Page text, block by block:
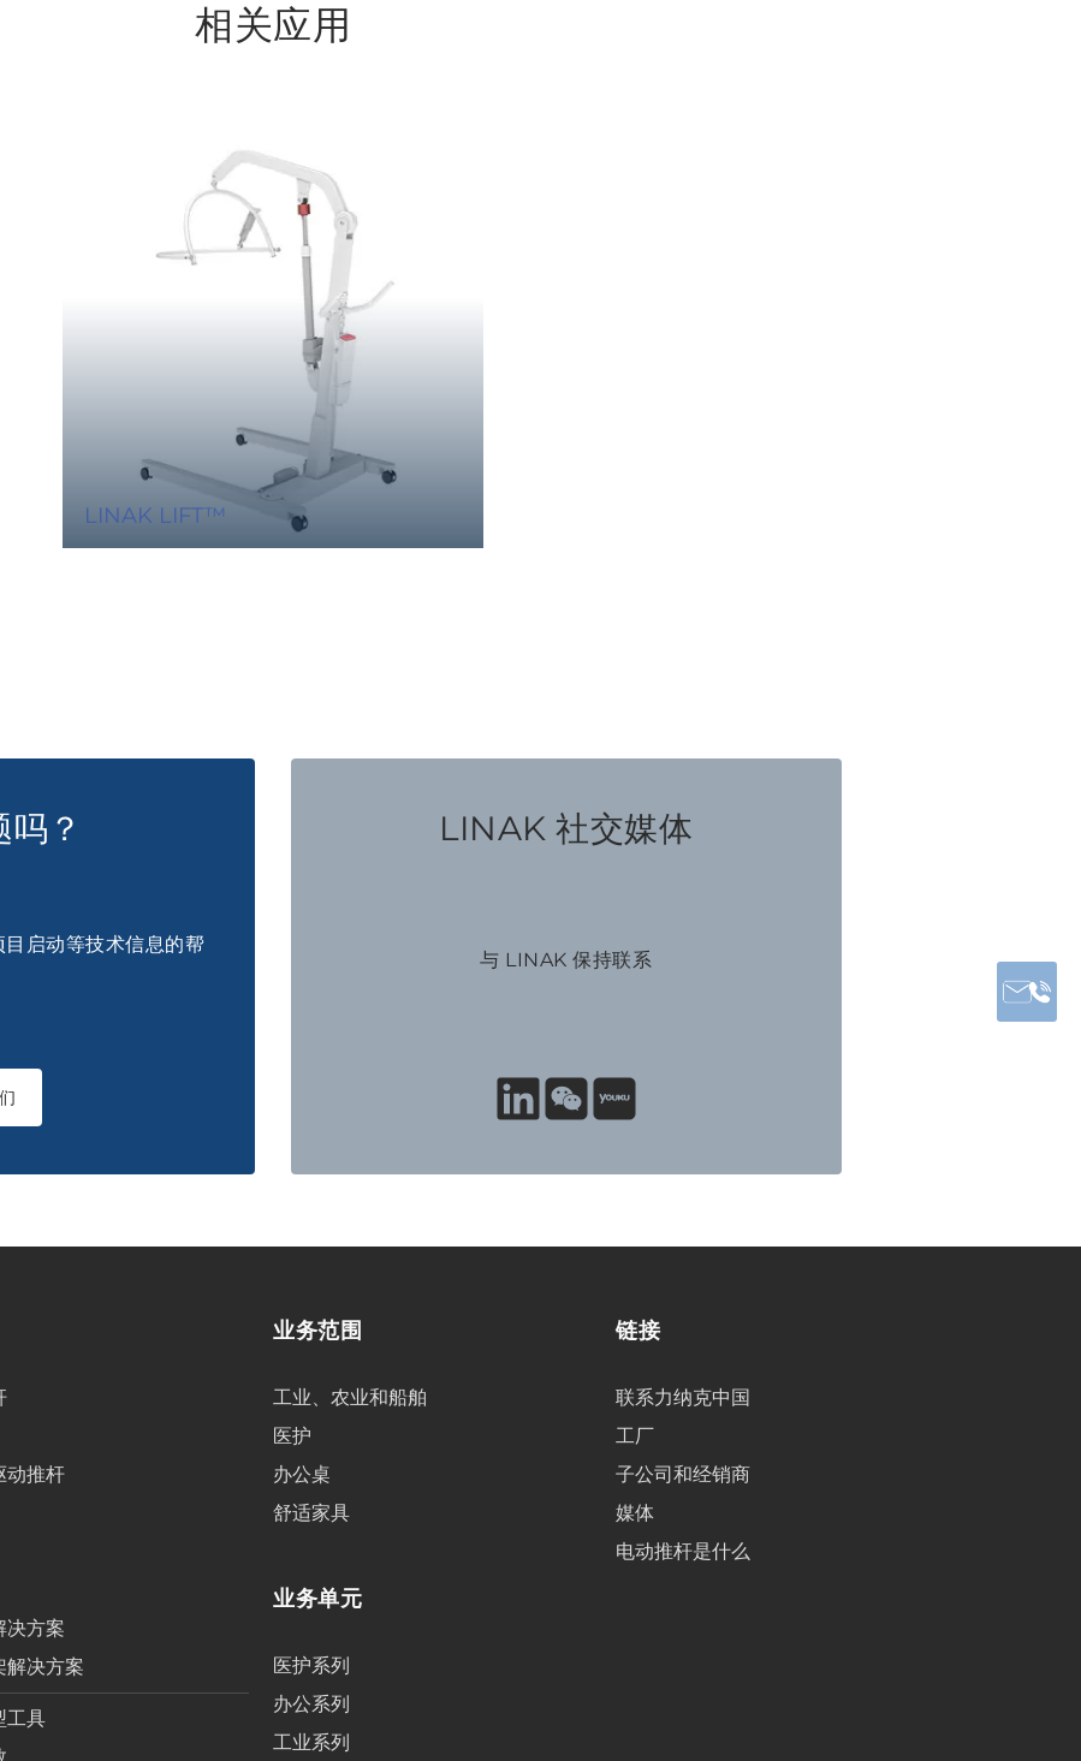
相关应用
LINAK LIFT™
？
启动等技术信息的帮
LINAK 社交媒体
与 LINAK 保持联系
动推杆
决方案
解决方案
工具
业务范围
工业、农业和船舶
医护
办公桌
舒适家具
业务单元
医护系列
办公系列
工业系列
链接
联系力纳克中国
工厂
子公司和经销商
媒体
电动推杆是什么